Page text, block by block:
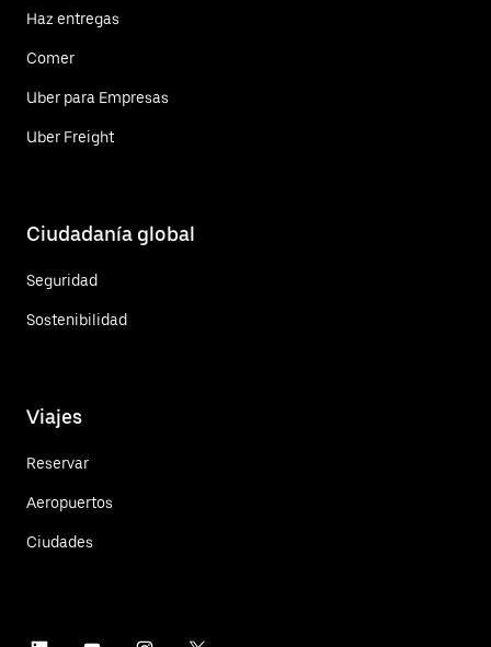
Haz entregas
Comer
Uber para Empresas
Uber Freight
Ciudadanía global
Seguridad
Sostenibilidad
Viajes
Reservar
Aeropuertos
Ciudades